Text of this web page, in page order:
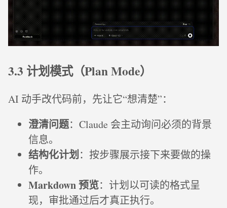
3.3 计划模式（Plan Mode）
AI 动手改代码前，先让它“想清楚”：
澄清问题：Claude 会主动询问必须的背景
信息。
结构化计划：按步骤展示接下来要做的操
作。
Markdown 预览：计划以可读的格式呈
现，审批通过后才真正执行。